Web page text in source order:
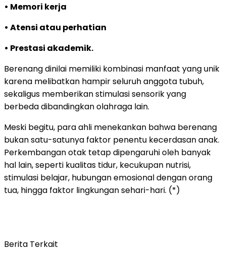
• Memori kerja
• Atensi atau perhatian
• Prestasi akademik.
Berenang dinilai memiliki kombinasi manfaat yang unik
karena melibatkan hampir seluruh anggota tubuh,
sekaligus memberikan stimulasi sensorik yang
berbeda dibandingkan olahraga lain.
Meski begitu, para ahli menekankan bahwa berenang
bukan satu-satunya faktor penentu kecerdasan anak.
Perkembangan otak tetap dipengaruhi oleh banyak
hal lain, seperti kualitas tidur, kecukupan nutrisi,
stimulasi belajar, hubungan emosional dengan orang
tua, hingga faktor lingkungan sehari-hari. (*)
Berita Terkait